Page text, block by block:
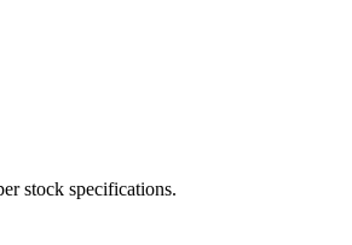
stock specifications.